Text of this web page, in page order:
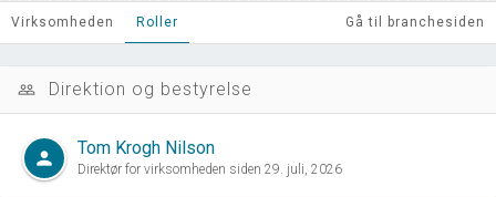
Virksomheden Roller Gå til branchesiden
people_outline Direktion og bestyrelse
person Tom Krogh Nilson
Direktør for virksomheden siden 29. juli, 2026